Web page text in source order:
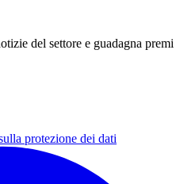
del settore e guadagna premi
protezione dei dati